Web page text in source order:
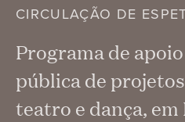
CIRCULAÇÃO DE
Programa de
pública de
teatro e dança,